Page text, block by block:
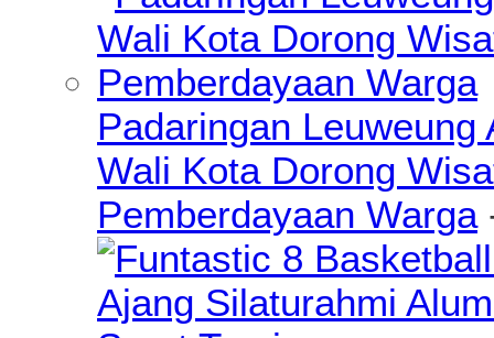
Padaringan
Wali Kota Dorong
Pemberdayaan Warga